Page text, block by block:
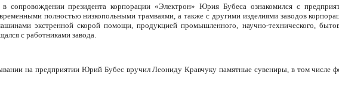
сопровождении президента корпорации «Электрон» Юрия Бубеса ознакомился с
полностью низкопольными трамваями, а также с другими изделиями заводов
экстренной скорой помощи, продукцией промышленного, научно-технического,
с работниками завода.
на предприятии Юрий Бубес вручил Леониду Кравчуку памятные сувениры, в том числе